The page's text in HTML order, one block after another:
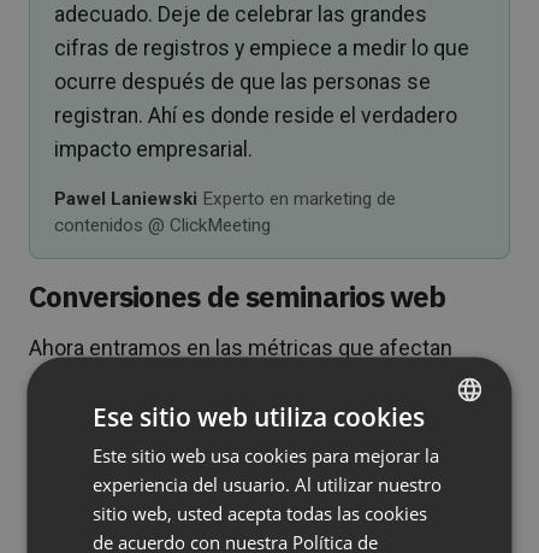
adecuado. Deje de celebrar las grandes
cifras de registros y empiece a medir lo que
ocurre después de que las personas se
registran. Ahí es donde reside el verdadero
impacto empresarial.
Pawel Laniewski Experto en marketing de
contenidos @ ClickMeeting
Conversiones de seminarios web
Ahora entramos en las métricas que afectan
directamente a sus resultados. Las tasas de
conversión revelan la eficacia con la que su
seminario web mueve a las personas a través de
su embudo.
Realice un seguimiento de estas tres tasas de
ENGLISH
FRENCH
Ese sitio web utiliza cookies
Este sitio web usa cookies para mejorar la
experiencia del usuario. Al utilizar nuestro
sitio web, usted acepta todas las cookies
de acuerdo con nuestra Política de